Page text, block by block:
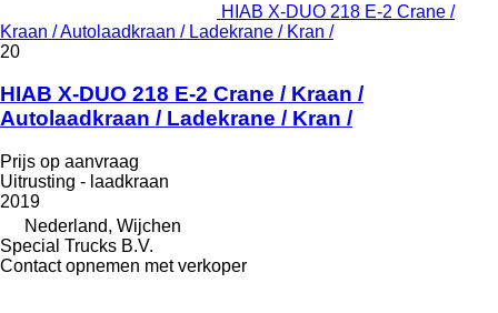
HIAB X-DUO 218 E-2 Crane /
Kraan / Autolaadkraan / Ladekrane / Kran /
20
HIAB X-DUO 218 E-2 Crane / Kraan /
Autolaadkraan / Ladekrane / Kran /
Prijs op aanvraag
Uitrusting - laadkraan
2019
Nederland, Wijchen
Special Trucks B.V.
Contact opnemen met verkoper